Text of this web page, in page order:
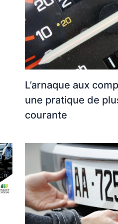
L’arnaque aux
une pratique de
courante